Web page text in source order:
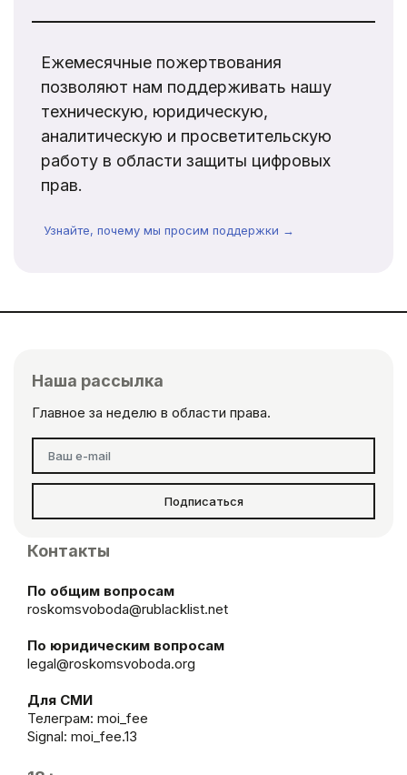
Ежемесячные пожертвования
позволяют нам поддерживать нашу
техническую, юридическую,
аналитическую и просветительскую
работу в области защиты цифровых
прав.
Узнайте, почему мы просим поддержки →
Наша рассылка
Главное за неделю в области права.
Подписаться
Контакты
По общим вопросам
roskomsvoboda@rublacklist.net
По юридическим вопросам
legal@roskomsvoboda.org
Для СМИ
Телеграм: moi_fee
Signal: moi_fee.13